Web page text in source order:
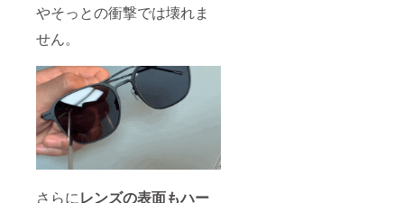
やそっとの衝撃では壊れま
せん。
さらにレンズの表面もハー